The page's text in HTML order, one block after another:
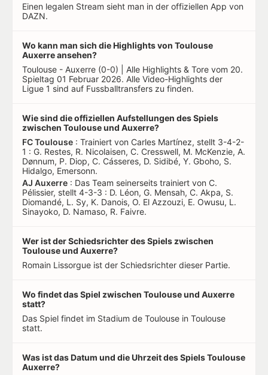
Einen legalen Stream sieht man in der offiziellen App von
DAZN.
Wo kann man sich die Highlights von Toulouse
Auxerre ansehen?
Toulouse - Auxerre (0-0) | Alle Highlights & Tore vom 20.
Spieltag 01 Februar 2026. Alle Video-Highlights der
Ligue 1 sind auf Fussballtransfers zu finden.
Wie sind die offiziellen Aufstellungen des Spiels
zwischen Toulouse und Auxerre?
FC Toulouse : Trainiert von Carles Martínez, stellt 3-4-2-
1 : G. Restes, R. Nicolaisen, C. Cresswell, M. McKenzie, A.
Dønnum, P. Diop, C. Cásseres, D. Sidibé, Y. Gboho, S.
Hidalgo, Emersonn.
AJ Auxerre : Das Team seinerseits trainiert von C.
Pélissier, stellt 4-3-3 : D. Léon, G. Mensah, C. Akpa, S.
Diomandé, L. Sy, K. Danois, O. El Azzouzi, E. Owusu, L.
Sinayoko, D. Namaso, R. Faivre.
Wer ist der Schiedsrichter des Spiels zwischen
Toulouse und Auxerre?
Romain Lissorgue ist der Schiedsrichter dieser Partie.
Wo findet das Spiel zwischen Toulouse und Auxerre
statt?
Das Spiel findet im Stadium de Toulouse in Toulouse
statt.
Was ist das Datum und die Uhrzeit des Spiels Toulouse
Auxerre?